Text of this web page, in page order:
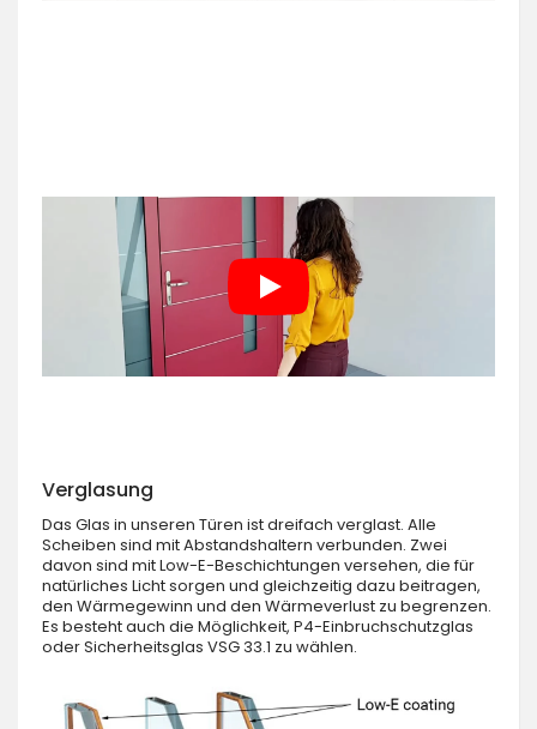
Verglasung
Das Glas in unseren Türen ist dreifach verglast. Alle
Scheiben sind mit Abstandshaltern verbunden. Zwei
davon sind mit Low-E-Beschichtungen versehen, die für
natürliches Licht sorgen und gleichzeitig dazu beitragen,
den Wärmegewinn und den Wärmeverlust zu begrenzen.
Es besteht auch die Möglichkeit, P4-Einbruchschutzglas
oder Sicherheitsglas VSG 33.1 zu wählen.